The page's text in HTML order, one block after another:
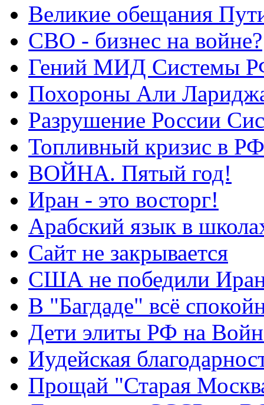
Великие обещания
СВО - бизнес на войне?
Гений МИД Системы
Похороны Али
Разрушение России
Топливный кризис в РФ
ВОЙНА. Пятый год!
Иран - это восторг!
Арабский язык в
Сайт не закрывается
США не победили
В "Багдаде" всё
Дети элиты РФ на
Иудейская
Прощай "Старая